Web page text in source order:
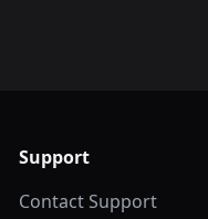
Support
Contact Support